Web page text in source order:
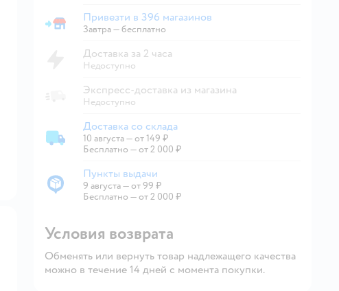
Привезти в магазин
Привезти в 396 магазинов
Завтра—бесплатно
Доставка за 2 часа
Недоступно
Экспресс-доставка из магазина
Недоступно
Доставка со склада
Доставка со склада
10 августа—от 149 ₽
Бесплатно — от 2 000 ₽
Пункты выдачи
Пункты выдачи
9 августа—от 99 ₽
Бесплатно — от 2 000 ₽
Условия возврата
Обменять или вернуть товар надлежащего качества
можно в течение 14 дней с момента покупки.